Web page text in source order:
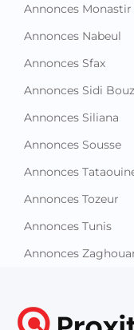
Annonces Monastir
Annonces Nabeul
Annonces Sfax
Annonces Sidi
Annonces Siliana
Annonces Sousse
Annonces
Annonces Tozeur
Annonces Tunis
Annonces